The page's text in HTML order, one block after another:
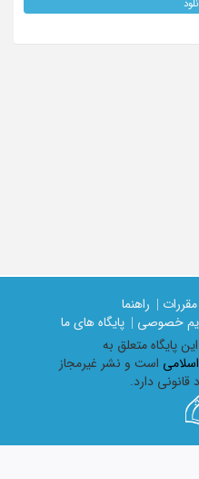
|
راهنما
خصوصی |
پایگاه های ما
پايگاه متعلق به
است و نشر غیرمجاز
قانونی دارد.